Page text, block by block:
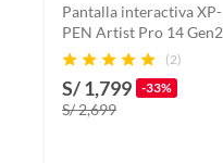
Pantalla interactiva XP-
PEN Artist Pro 14 Gen2
14" FHD, Precision 16K,
(2)
S/ 1,799 -33%
S/ 2,699